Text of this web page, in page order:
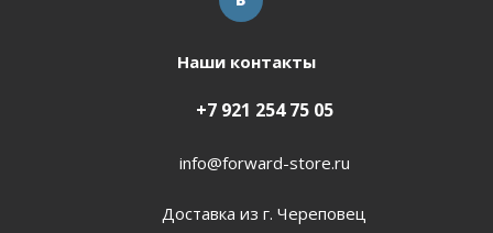
Наши контакты
+7 921 254 75 05
info@forward-store.ru
Доставка из г. Череповец